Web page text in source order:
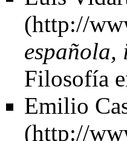
Filosofía
Emilio